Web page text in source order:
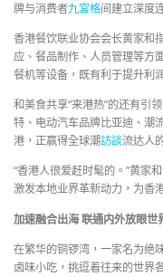
牌与消费者九宮格间建立深度
香港餐饮联业协会会长黄家和
应、餐品制作、人员管理等方
餐机等设备，既有利于提升利
和美食共享“来港热”的还有引
特、电动汽车品牌比亚迪、潮
港，正赢得全球潮訪談流达人
“香港人很爱赶时髦的。”黄家
激发本地业界革新动力，为香
加速融合出海 联通内外放眼世
在繁华的铜锣湾，一家名为绝
卤味小吃，挑逗着往来的世界